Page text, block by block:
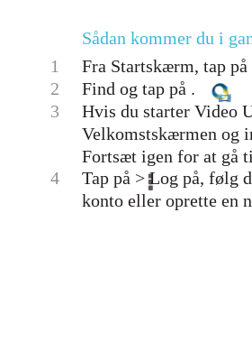
Sådan kommer du i
1
Fra Startskærm, tap på
2
Find og tap på .
3
Hvis du starter Video
Velkomstskærmen og
Fortsæt igen for at gå
4
Tap på > Log på, følg
konto eller oprette en